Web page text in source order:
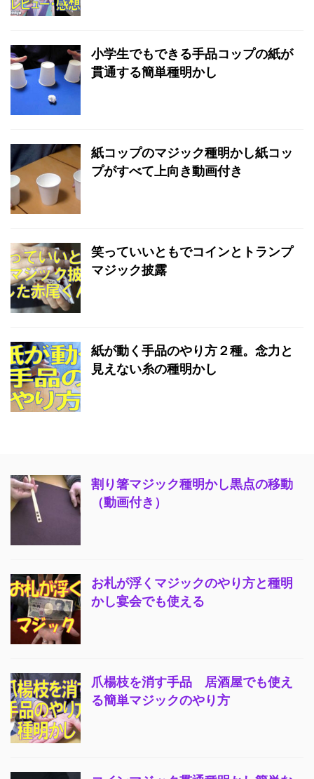
小学生でもできる手品コップの紙が
貫通する簡単種明かし
紙コップのマジック種明かし紙コッ
プがすべて上向き動画付き
笑っていいともでコインとトランプ
マジック披露
紙が動く手品のやり方２種。念力と
見えない糸の種明かし
割り箸マジック種明かし黒点の移動
（動画付き）
お札が浮くマジックのやり方と種明
かし宴会でも使える
爪楊枝を消す手品 居酒屋でも使え
る簡単マジックのやり方